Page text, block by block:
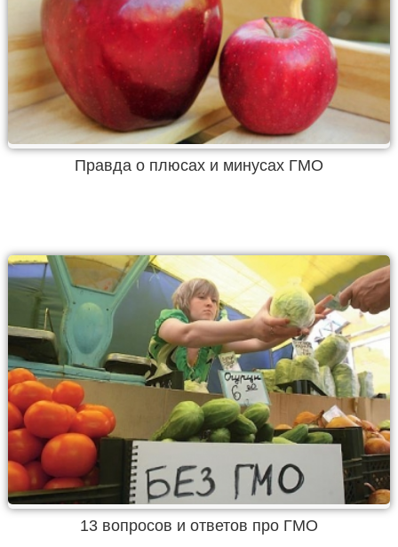
Правда о плюсах и минусах ГМО
13 вопросов и ответов про ГМО